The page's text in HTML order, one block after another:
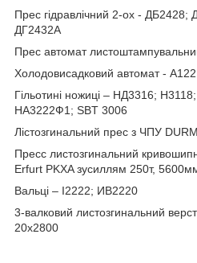
Прес гідравлічний 2-ох -
ДГ2432А
Прес автомат
Холодовисадковий автомат -
Гільотині ножиці – НД3316;
НА3222Ф1; SBT 3006
Лістозгинальний прес з ЧПУ
Пресс листозгинальний
Erfurt PKXA зусиллям 250т,
Вальці – І2222; ИВ2220
3-валковий листозгинальний
20х2800